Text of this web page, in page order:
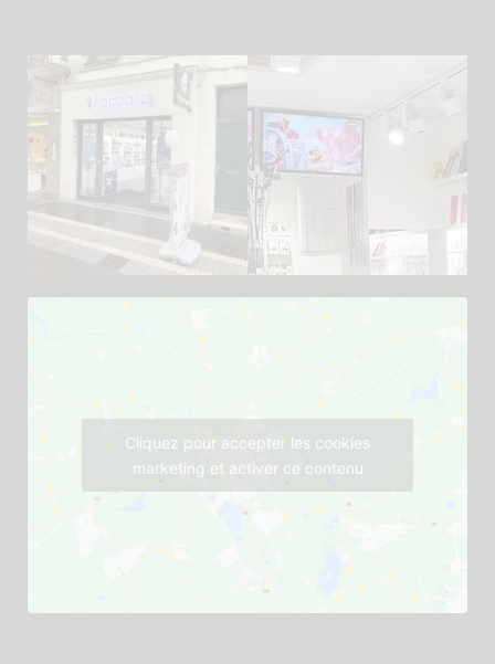
Cliquez pour accepter les cookies
marketing et activer ce contenu